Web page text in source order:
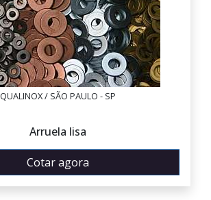
QUALINOX / SÃO PAULO - SP
Arruela lisa
Cotar agora